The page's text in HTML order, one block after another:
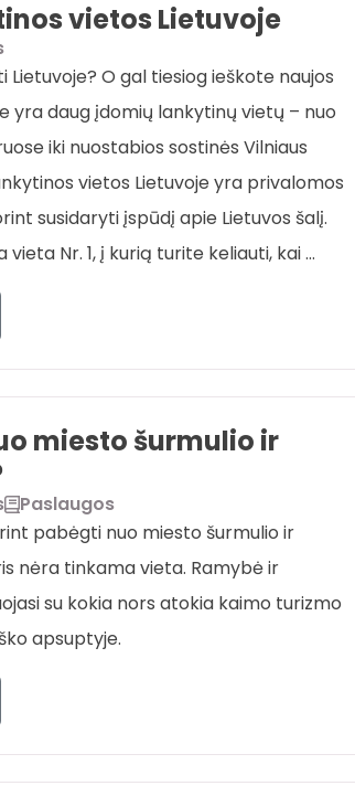
vietos Lietuvoje
O gal tiesiog ieškote naujos
yra daug įdomių lankytinų vietų – nuo
iki nuostabios sostinės Vilniaus
vietos Lietuvoje yra privalomos
susidaryti įspūdį apie Lietuvos šalį.
vieta Nr. 1, į kurią turite keliauti, kai …
miesto šurmulio ir
Paslaugos
pabėgti nuo miesto šurmulio ir
nėra tinkama vieta. Ramybė ir
su kokia nors atokia kaimo turizmo
apsuptyje.